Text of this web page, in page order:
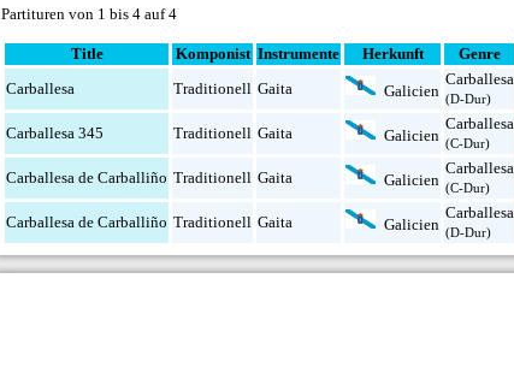
Partituren von 1 bis 4 auf 4
Title Komponist Instrumente Herkunft Genre
Carballesa
Traditionell Gaita Galicien
Carballesa
(D-Dur)
Carballesa 345 Traditionell Gaita Galicien
Carballesa
(C-Dur)
Carballesa de Carballiño Traditionell Gaita Galicien
Carballesa
(C-Dur)
Carballesa de Carballiño Traditionell Gaita Galicien
Carballesa
(D-Dur)